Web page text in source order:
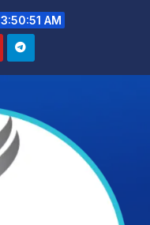
3:50:52 AM